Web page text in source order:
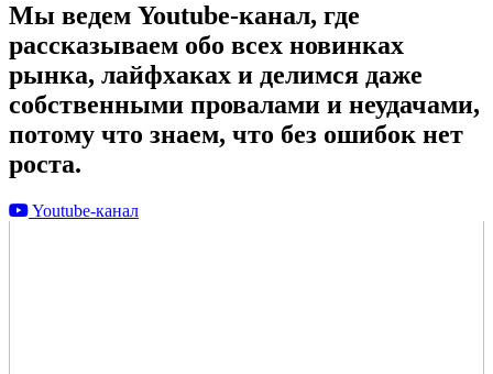
Мы ведем Youtube-канал, где
рассказываем обо всех новинках
рынка, лайфхаках и делимся даже
собственными провалами и неудачами,
потому что знаем, что без ошибок нет
роста.
Youtube-канал